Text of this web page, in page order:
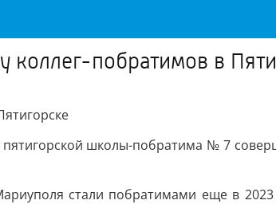
коллег-побратимов в
школы-побратима № 7
стали побратимами еще в 2023